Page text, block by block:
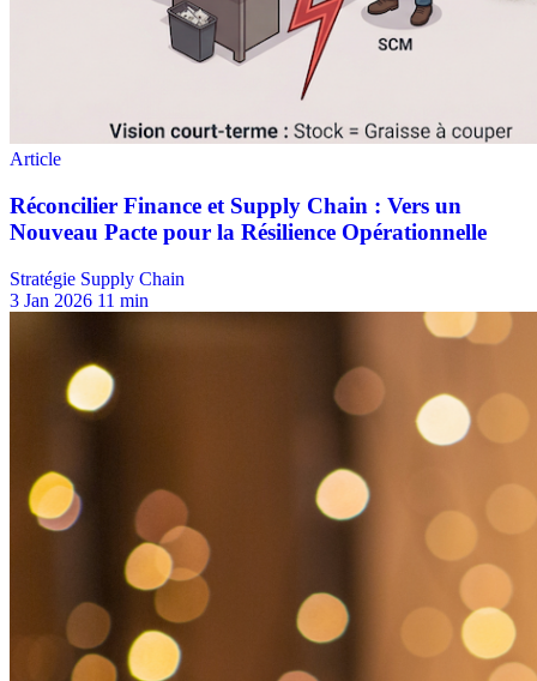
Stratégie Supply Chain
3 Jan 2026 11 min